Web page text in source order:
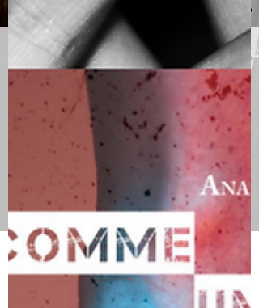
Service "presse"
diteurs, auteurs, si vous souhaitez nous
envoyer vos livres ou documents pour une
critique sur ce blog, vous pouvez
prendre
contact avec nous via le
formulaire ci-dessus. Nous ne prenons pas
les livres auto-édités. Merci à vous